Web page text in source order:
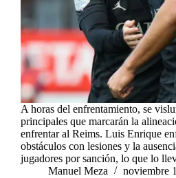
A horas del enfrentamiento, se
principales que marcarán la
enfrentar al Reims. Luis Enrique
obstáculos con lesiones y la
jugadores por sanción, lo que lo
Manuel Meza
noviembre